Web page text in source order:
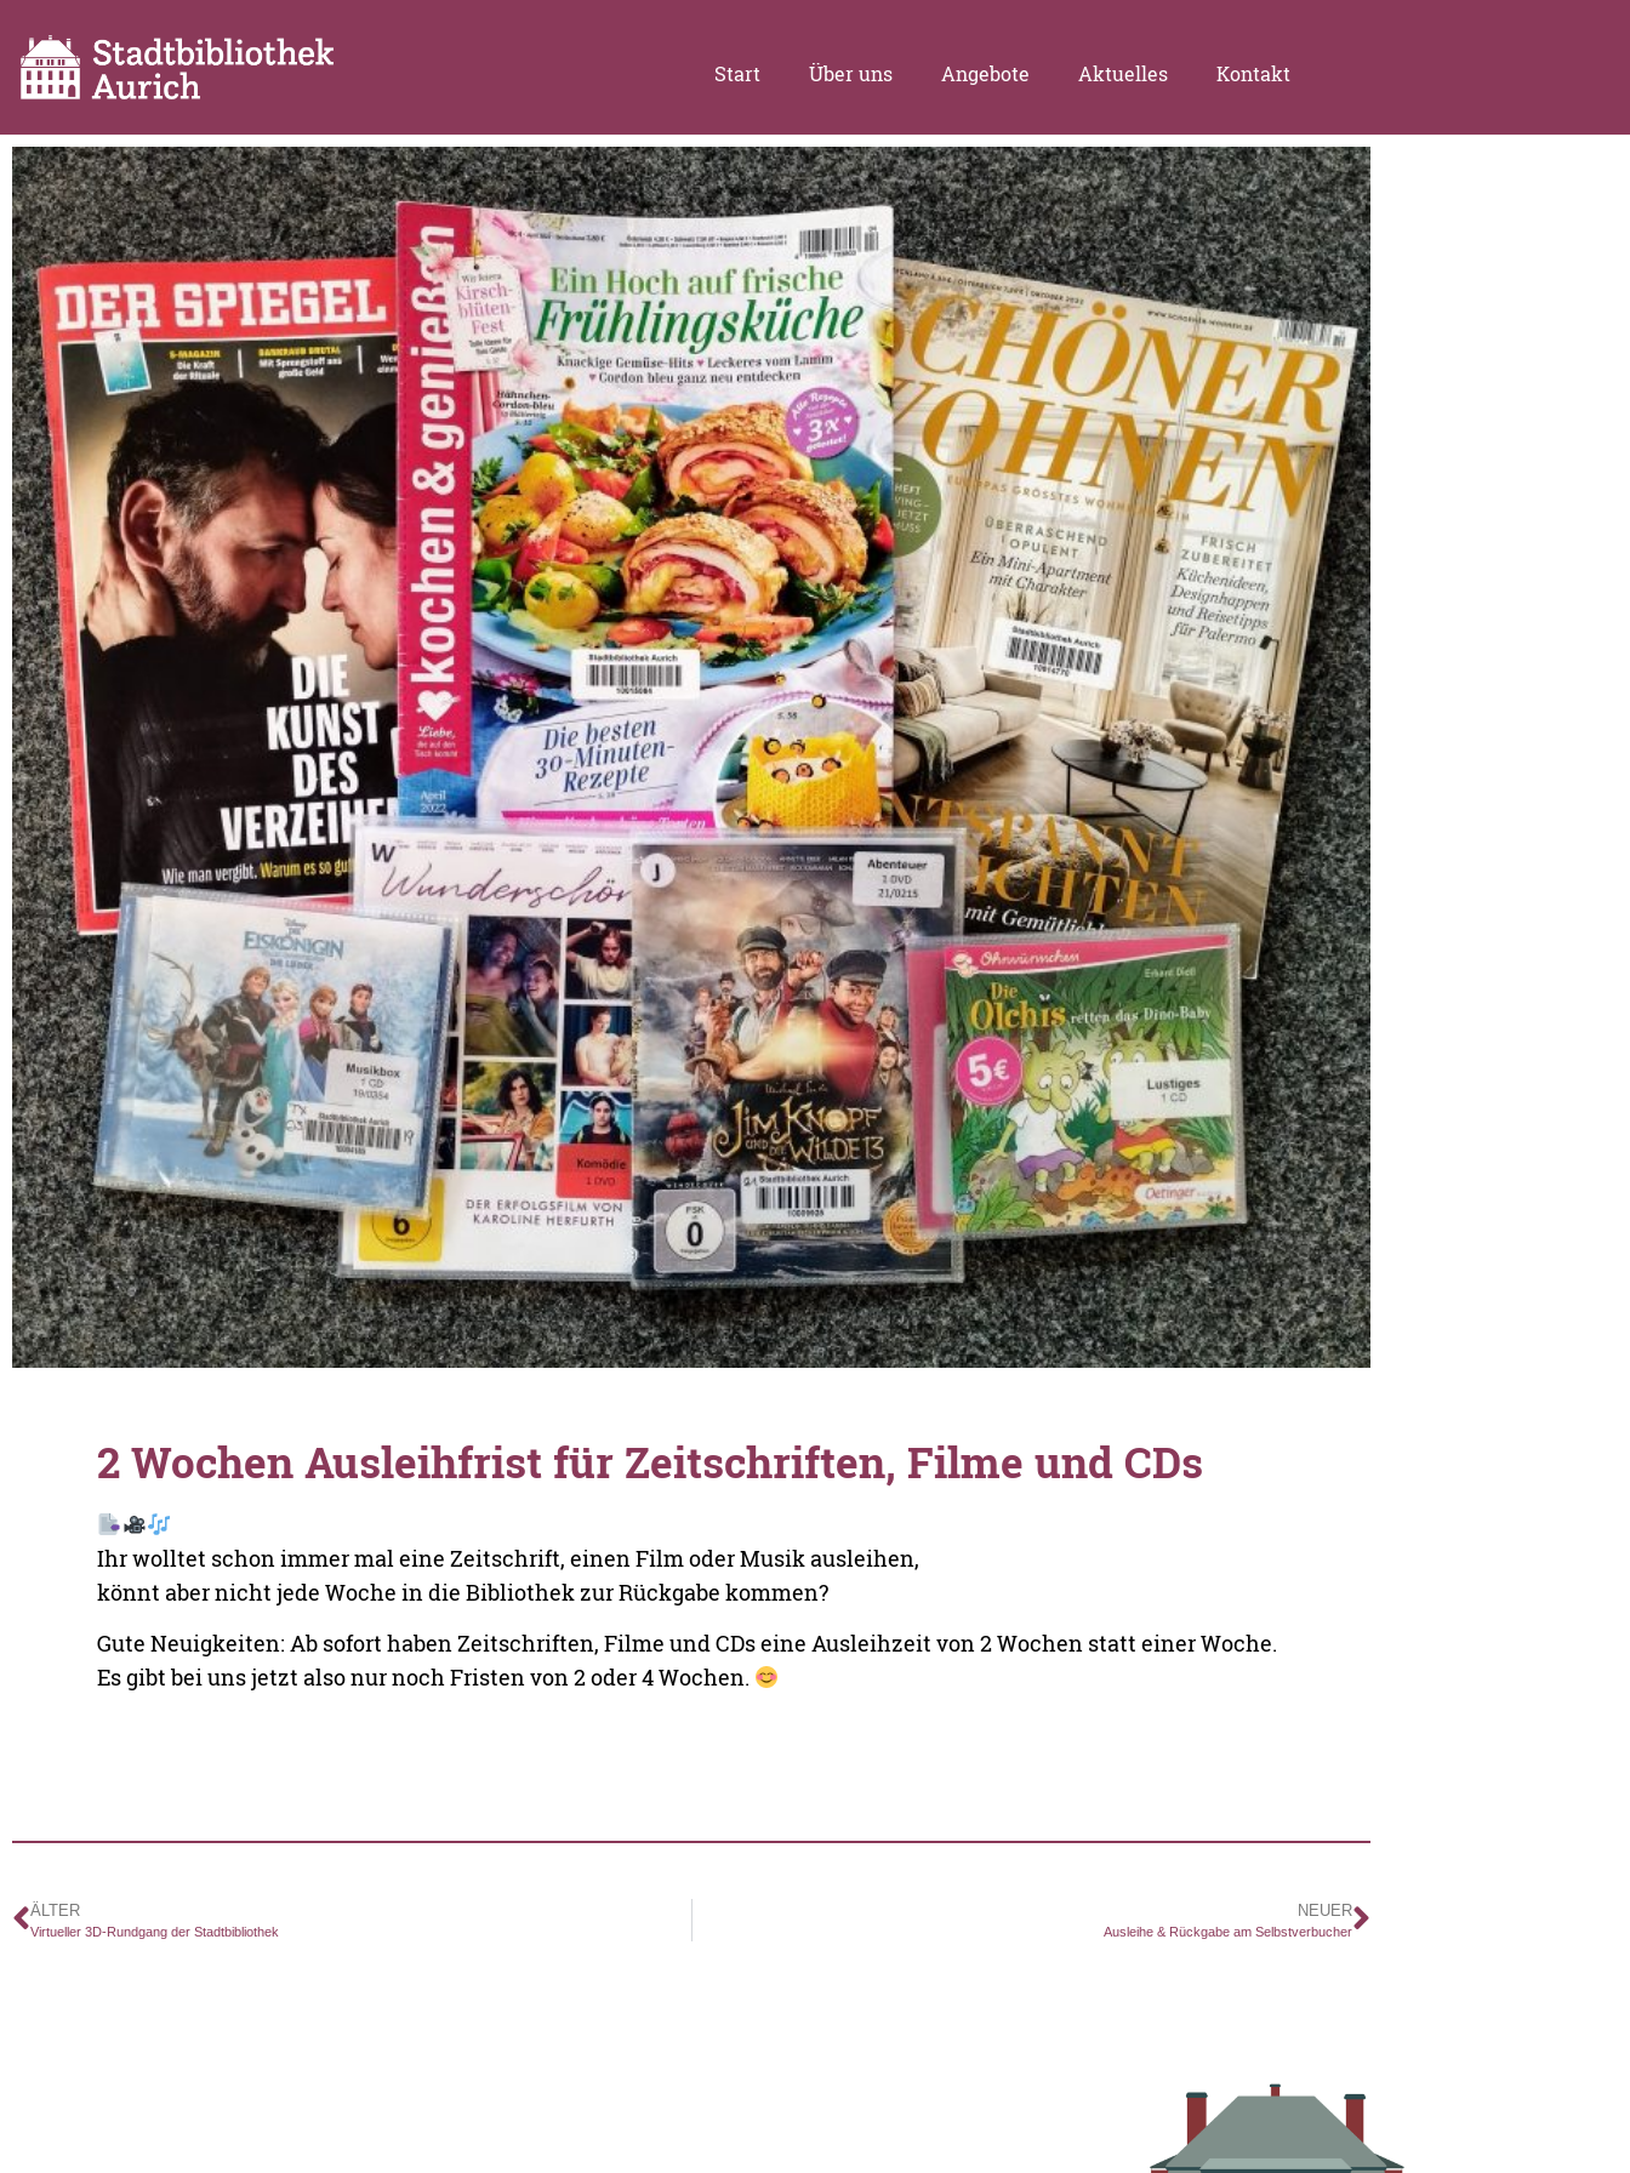
Start Über uns Angebote Aktuelles Kontakt
2 Wochen Ausleihfrist für Zeitschriften, Filme und CDs
Ihr wolltet schon immer mal eine Zeitschrift, einen Film oder Musik ausleihen,
könnt aber nicht jede Woche in die Bibliothek zur Rückgabe kommen?
Gute Neuigkeiten: Ab sofort haben Zeitschriften, Filme und CDs eine Ausleihzeit von 2 Wochen statt einer Woche.
Es gibt bei uns jetzt also nur noch Fristen von 2 oder 4 Wochen.
ÄLTER
Virtueller 3D-Rundgang der Stadtbibliothek
NEUER
Ausleihe & Rückgabe am Selbstverbucher